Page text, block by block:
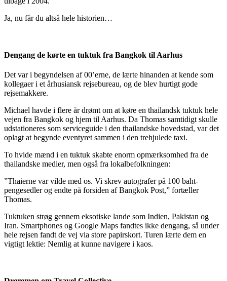
Ja, nu får du altså hele historien…
Dengang de kørte en tuktuk fra Bangkok til Aarhus
Det var i begyndelsen af 00’erne, de lærte hinanden at kende som
kollegaer i et århusiansk rejsebureau, og de blev hurtigt gode
rejsemakkere.
Michael havde i flere år drømt om at køre en thailandsk tuktuk hele
vejen fra Bangkok og hjem til Aarhus. Da Thomas samtidigt skulle
udstationeres som serviceguide i den thailandske hovedstad, var det
oplagt at begynde eventyret sammen i den trehjulede taxi.
To hvide mænd i en tuktuk skabte enorm opmærksomhed fra de
thailandske medier, men også fra lokalbefolkningen:
”Thaierne var vilde med os. Vi skrev autografer på 100 baht-
pengesedler og endte på forsiden af Bangkok Post,” fortæller
Thomas.
Tuktuken strøg gennem eksotiske lande som Indien, Pakistan og
Iran. Smartphones og Google Maps fandtes ikke dengang, så under
hele rejsen fandt de vej via store papirskort. Turen lærte dem en
vigtigt lektie: Nemlig at kunne navigere i kaos.